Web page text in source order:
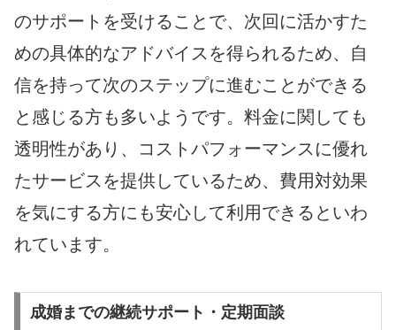
のサポートを受けることで、次回に活かすた
めの具体的なアドバイスを得られるため、自
信を持って次のステップに進むことができる
と感じる方も多いようです。料金に関しても
透明性があり、コストパフォーマンスに優れ
たサービスを提供しているため、費用対効果
を気にする方にも安心して利用できるといわ
れています。
成婚までの継続サポート・定期面談